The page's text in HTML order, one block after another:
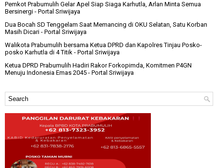
Pemkot Prabumulih Gelar Apel Siap Siaga Karhutla, Arlan Minta Semua
Bersinergi - Portal Sriwijaya
Dua Bocah SD Tenggelam Saat Memancing di OKU Selatan, Satu Korban
Masih Dicari - Portal Sriwijaya
Walikota Prabumulih bersama Ketua DPRD dan Kapolres Tinjau Posko-
posko Karhutla di 4 Titik - Portal Sriwijaya
Ketua DPRD Prabumulih Hadiri Rakor Forkopimda, Komitmen P4GN
Menuju Indonesia Emas 2045 - Portal Sriwijaya